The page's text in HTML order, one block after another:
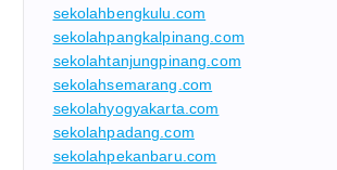
sekolahbengkulu.com
sekolahpangkalpinang.com
sekolahtanjungpinang.com
sekolahsemarang.com
sekolahyogyakarta.com
sekolahpadang.com
sekolahpekanbaru.com